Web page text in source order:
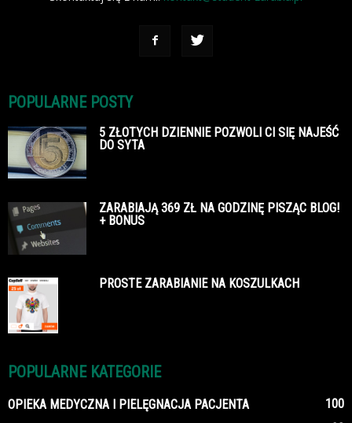
POPULARNE POSTY
5 ZŁOTYCH DZIENNIE POZWOLI CI SIĘ NAJEŚĆ
DO SYTA
ZARABIAJĄ 369 ZŁ NA GODZINĘ PISZĄC BLOG!
+ BONUS
PROSTE ZARABIANIE NA KOSZULKACH
POPULARNE KATEGORIE
OPIEKA MEDYCZNA I PIELĘGNACJA PACJENTA
100